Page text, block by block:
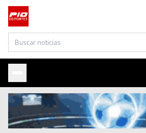
Buscar